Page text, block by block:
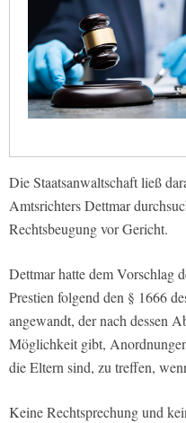
Die Staatsanwaltschaft ließ
Amtsrichters Dettmar
Rechtsbeugung vor Gericht.
Dettmar hatte dem Vorschlag
Prestien folgend den § 1666
angewandt, der nach dessen
Möglichkeit gibt,
die Eltern sind, zu treffen,
Keine Rechtsprechung und